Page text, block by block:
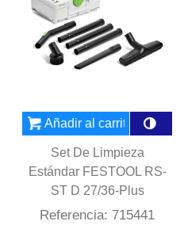
Añadir al carrito
Set De Limpieza
Estándar FESTOOL RS-
ST D 27/36-Plus
Referencia: 715441